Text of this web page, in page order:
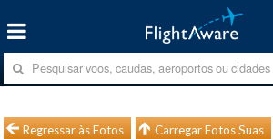
Regressar às Fotos Carregar Fotos Suas